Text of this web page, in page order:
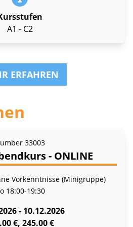
A1 - C2
ERFAHREN
33003
- ONLINE
Vorkenntnisse (Minigruppe)
18:00-19:30
- 10.12.2026
€, 245.00 €